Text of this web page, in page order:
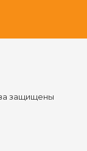
защищены